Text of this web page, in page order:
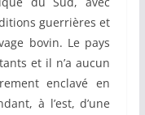
guerrières et
bovin. Le pays
et il n’a aucun
enclavé en
à l’est, d’une